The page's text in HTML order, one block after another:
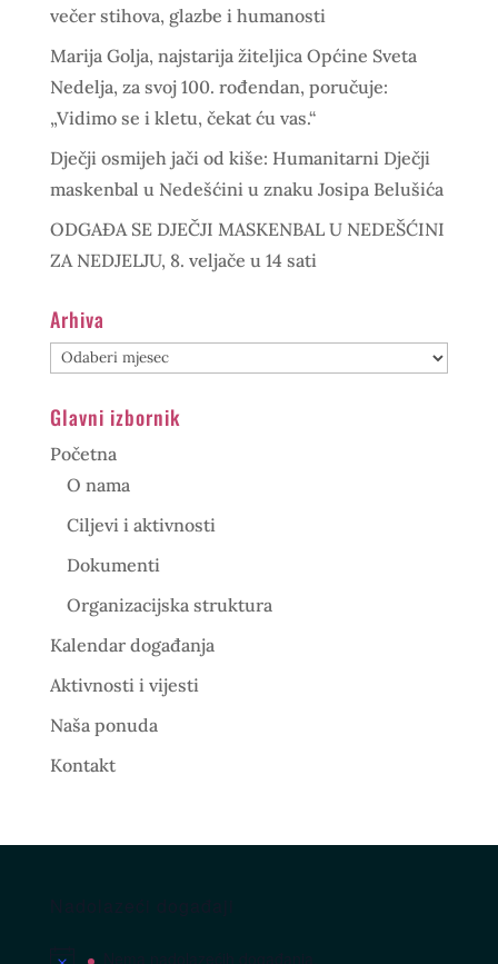
večer stihova, glazbe i humanosti
Marija Golja, najstarija žiteljica Općine Sveta
Nedelja, za svoj 100. rođendan, poručuje:
„Vidimo se i kletu, čekat ću vas.“
Dječji osmijeh jači od kiše: Humanitarni Dječji
maskenbal u Nedešćini u znaku Josipa Belušića
ODGAĐA SE DJEČJI MASKENBAL U NEDEŠĆINI
ZA NEDJELJU, 8. veljače u 14 sati
Arhiva
Arhiva
Glavni izbornik
Početna
O nama
Ciljevi i aktivnosti
Dokumenti
Organizacijska struktura
Kalendar događanja
Aktivnosti i vijesti
Naša ponuda
Kontakt